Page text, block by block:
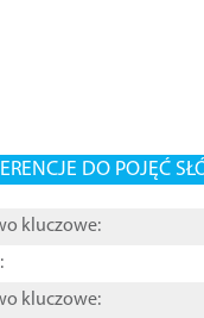
DO POJĘĆ
kluczowe:
kluczowe: